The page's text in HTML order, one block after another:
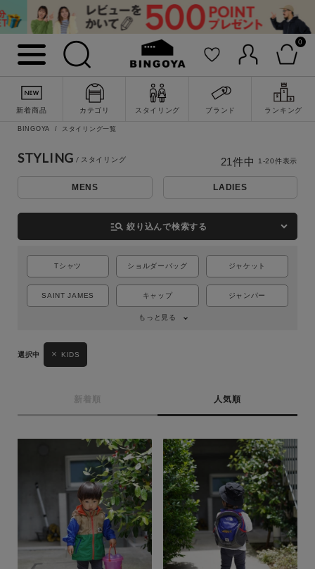
0
新着商品 カテゴリ スタイリング ブランド ランキング
詳細検索
BINGOYA スタイリング一覧
STYLING
MENS LADIES
manage_search 絞り込んで検索する
Tシャツ ショルダーバッグ ジャケット
SAINT JAMES キャップ ジャンパー
もっと見る
KIDS
新着順 人気順
21 件中 1-20件表示